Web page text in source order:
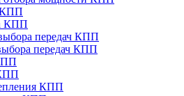
КПП
КПП
передач КПП
передач КПП
КПП